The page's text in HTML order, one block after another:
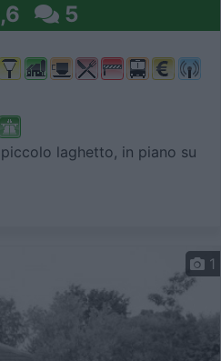
5
laghetto, in piano su
1